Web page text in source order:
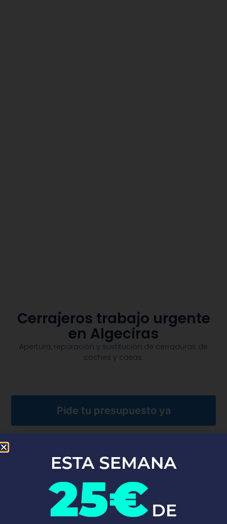
Cerrajeros trabajo urgente
en Algeciras
Apertura, reparación y sustitución de cerraduras de
coches y casas.​
Pide tu presupuesto ya